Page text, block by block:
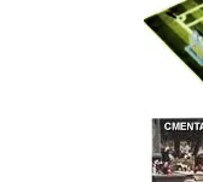
link do